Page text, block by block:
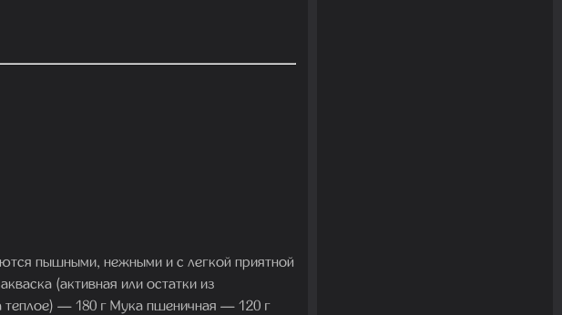
пышными, нежными и с легкой приятной
(активная или остатки из
— 180 г Мука пшеничная — 120 г